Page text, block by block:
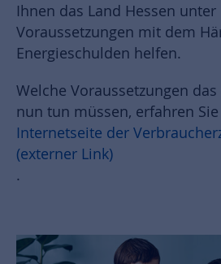
Ihnen das Land Hessen
Voraussetzungen mit dem
Energieschulden helfen.
Welche Voraussetzungen
nun tun müssen, erfahren
Internetseite der
(externer Link)
.